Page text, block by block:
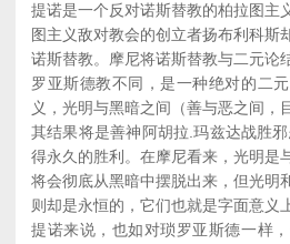
提诺是一个反对诺斯替教的柏拉图主
图主义敌对教会的创立者扬布利科斯
诺斯替教。摩尼将诺斯替教与二元论
罗亚斯德教不同，是一种绝对的二
义，光明与黑暗之间（善与恶之间，
其结果将是善神阿胡拉.玛兹达战胜
得永久的胜利。在摩尼看来，光明是
将会彻底从黑暗中摆脱出来，但光明
则却是永恒的，它们也就是字面意义
提诺来说，也如对琐罗亚斯德一样